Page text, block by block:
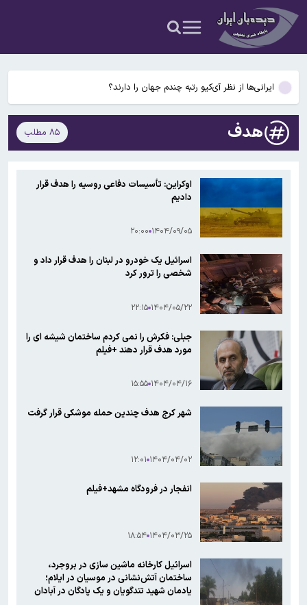
بودند!
دانشمندان راز آبشار خونین جنوبگان را کشف کردند
بوگاتی سفارشی با نام «دِستِریِر» معرفی شد / W۱۶ هنوز نفس می‌کشد /
عکس و فیلم
ایرانی‌ها از نظر آی‌کیو رتبه چندم جهان را دارند؟
ادغام بانکها به تصویب رسید
پشت پرده پیشنهاد استقلال به سردار آزمون؛ وعده‌ای که به سهراب داده
دانشمندان راز آبشار خونین جنوبگان را کشف کردند
عکس و فیلم
هدف ۸۵ مطلب
اوکراین: تأسیسات دفاعی روسیه را هدف قرار
دادیم
۱۴۰۴/۰۹/۰۵ ۲۰:۰۰
اسرائیل یک خودرو در لبنان را هدف قرار داد و
شخصی را ترور کرد
۱۴۰۴/۰۵/۲۲ ۲۲:۱۵
جبلی: فکرش را نمی کردم ساختمان شیشه ای را
مورد هدف قرار دهند +فیلم
۱۴۰۴/۰۴/۱۶ ۱۵:۵۵
شهر کرج هدف چندین حمله موشکی قرار گرفت
۱۴۰۴/۰۴/۰۲ ۱۲:۰۱
انفجار در فرودگاه مشهد+فیلم
۱۴۰۴/۰۳/۲۵ ۱۸:۵۴
اسرائیل کارخانه ماشین سازی در بروجرد،
ساختمان آتش‌نشانی در موسیان در ایلام؛
یادمان شهید تندگویان و یک پادگان در آبادان